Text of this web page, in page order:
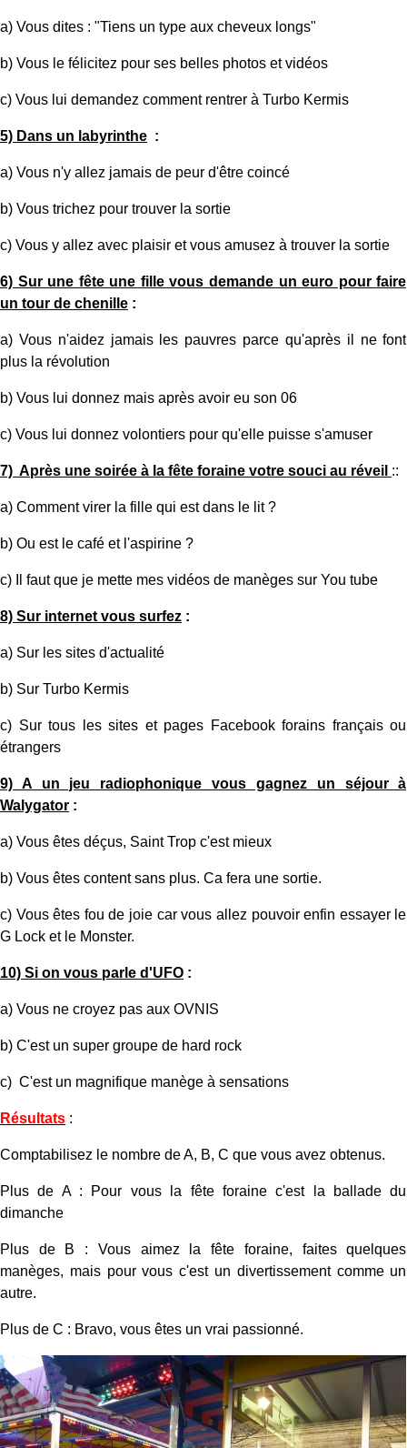
a) Vous dites : "Tiens un type aux cheveux longs"
b) Vous le félicitez pour ses belles photos et vidéos
c) Vous lui demandez comment rentrer à Turbo Kermis
5) Dans un labyrinthe :
a) Vous n'y allez jamais de peur d'être coincé
b) Vous trichez pour trouver la sortie
c) Vous y allez avec plaisir et vous amusez à trouver la sortie
6) Sur une fête une fille vous demande un euro pour faire
un tour de chenille :
a) Vous n'aidez jamais les pauvres parce qu'après il ne font
plus la révolution
b) Vous lui donnez mais après avoir eu son 06
c) Vous lui donnez volontiers pour qu'elle puisse s'amuser
7) Après une soirée à la fête foraine votre souci au réveil ::
a) Comment virer la fille qui est dans le lit ?
b) Ou est le café et l'aspirine ?
c) Il faut que je mette mes vidéos de manèges sur You tube
8) Sur internet vous surfez :
a) Sur les sites d'actualité
b) Sur Turbo Kermis
c) Sur tous les sites et pages Facebook forains français ou
étrangers
9) A un jeu radiophonique vous gagnez un séjour à
Walygator :
a) Vous êtes déçus, Saint Trop c'est mieux
b) Vous êtes content sans plus. Ca fera une sortie.
c) Vous êtes fou de joie car vous allez pouvoir enfin essayer le
G Lock et le Monster.
10) Si on vous parle d'UFO :
a) Vous ne croyez pas aux OVNIS
b) C'est un super groupe de hard rock
c) C'est un magnifique manège à sensations
Résultats :
Comptabilisez le nombre de A, B, C que vous avez obtenus.
Plus de A : Pour vous la fête foraine c'est la ballade du
dimanche
Plus de B : Vous aimez la fête foraine, faites quelques
manèges, mais pour vous c'est un divertissement comme un
autre.
Plus de C : Bravo, vous êtes un vrai passionné.